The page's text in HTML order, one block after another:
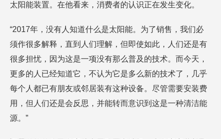
太阳能装置。在他看来，消费者的认识正在发生变化。
“2017年，没有人知道什么是太阳能。为了销售，我们必
须作很多解释，直到人们理解，但即使如此，人们还是有
很多担忧，因为这是一项没有那么普及的技术。而今天，
更多的人已经知道它，不认为它是多么新的技术了，几乎
每个人都已有朋友或邻居装有这种设备。尽管需要安装费
用，但人们还是会反思，并能转而意识到这是一种清洁能
源。”